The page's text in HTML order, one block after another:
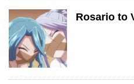
Rosario to